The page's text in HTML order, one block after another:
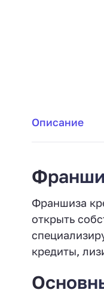
Описание
Франшиза
открыть
кредиты,